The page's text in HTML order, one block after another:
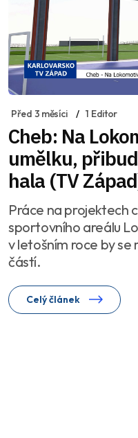
Před 3 měsíci 1 Editor
Cheb: Na
umělku,
hala (TV
Práce na projektech
sportovního areálu
v letošním roce by se
částí.
Celý článek